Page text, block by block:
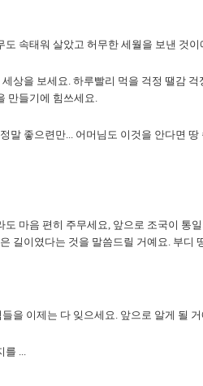
도 속태워 살았고 허무한 세월을 보낸 것이
상을 보세요. 하루빨리 먹을 걱정 땔감
만들기에 힘쓰세요.
말 좋으련만... 어머님도 이것을 안다면
도 마음 편히 주무세요, 앞으로 조국이 통
길이였다는 것을 말씀드릴 거예요. 부디
을 이제는 다 잊으세요. 앞으로 알게 될
를 ...